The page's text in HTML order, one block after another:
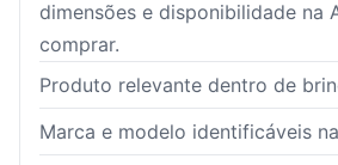
dimensões e disponibilidade na
comprar.
Produto relevante dentro de
Marca e modelo identificáveis